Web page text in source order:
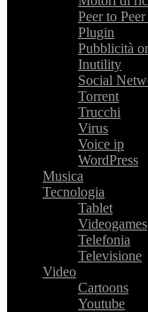
Peer to
Plugin
Pubblicità
Inutility
Social
Torrent
Trucchi
Virus
Voice ip
WordPress
Musica
Tecnologia
Tablet
Videogames
Telefonia
Televisione
Video
Cartoons
Youtube